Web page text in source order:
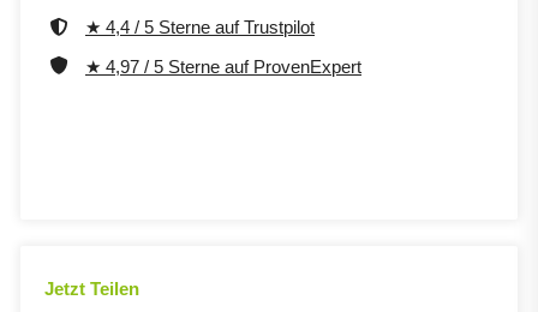
★ 4,4 / 5 Sterne auf Trustpilot
★ 4,97 / 5 Sterne auf ProvenExpert
Jetzt Teilen